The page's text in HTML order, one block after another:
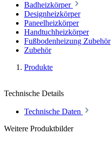
Badheizkörper
Designheizkörper
Paneelheizkörper
Handtuchheizkörper
Fußbodenheizung Zubehör
Zubehör
Produkte
Technische Details
Technische Daten
Weitere Produktbilder